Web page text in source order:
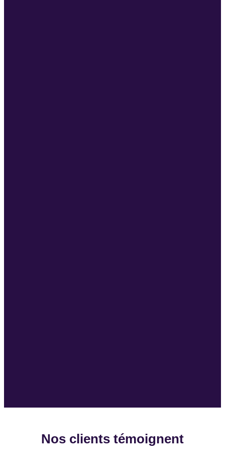
Nos clients témoignent